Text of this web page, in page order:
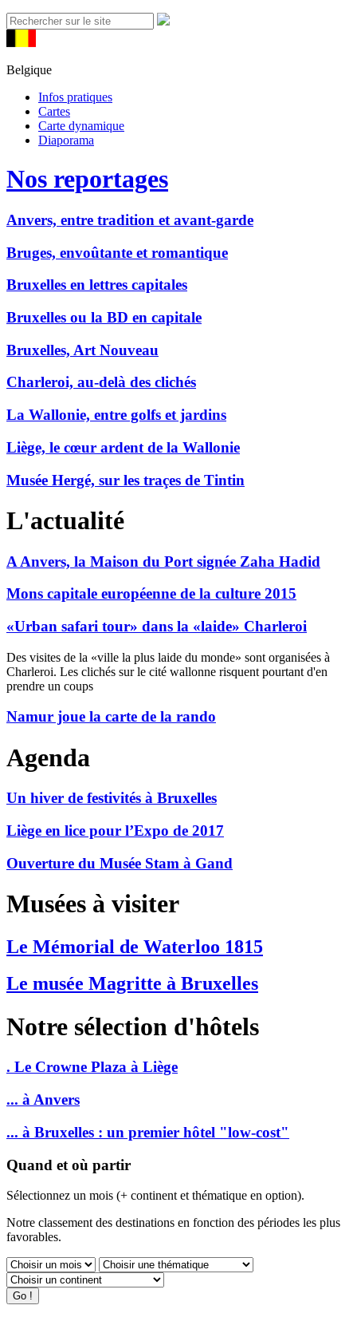
Belgique
Infos pratiques
Cartes
Carte dynamique
Diaporama
Nos reportages
Anvers, entre tradition et avant-garde
Bruges, envoûtante et romantique
Bruxelles en lettres capitales
Bruxelles ou la BD en capitale
Bruxelles, Art Nouveau
Charleroi, au-delà des clichés
La Wallonie, entre golfs et jardins
Liège, le cœur ardent de la Wallonie
Musée Hergé, sur les traçes de Tintin
L'actualité
A Anvers, la Maison du Port signée Zaha Hadid
Mons capitale européenne de la culture 2015
«Urban safari tour» dans la «laide» Charleroi
Des visites de la «ville la plus laide du monde» sont organisées à
Charleroi. Les clichés sur le cité wallonne risquent pourtant d'en
prendre un coups
Namur joue la carte de la rando
Agenda
Un hiver de festivités à Bruxelles
Liège en lice pour l’Expo de 2017
Ouverture du Musée Stam à Gand
Musées à visiter
Le Mémorial de Waterloo 1815
Le musée Magritte à Bruxelles
Notre sélection d'hôtels
. Le Crowne Plaza à Liège
... à Anvers
... à Bruxelles : un premier hôtel "low-cost"
Quand et où partir
Sélectionnez un mois (+ continent et thématique en option).
Notre classement des destinations en fonction des périodes les plus
favorables.